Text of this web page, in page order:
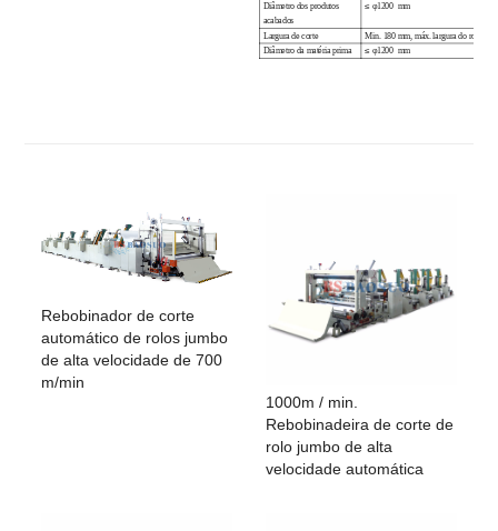
Diâmetro dos produtos
acabados
≤ φ1200 mm
Largura de corte
Min. 180 mm, máx. largura do rolo
Diâmetro da matéria prima
≤ φ1200 mm
Rebobinador de corte
automático de rolos jumbo
de alta velocidade de 700
m/min
1000m / min.
Rebobinadeira de corte de
rolo jumbo de alta
velocidade automática